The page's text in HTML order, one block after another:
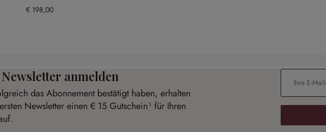
€ 198,00
anmelden
das Abonnement bestätigt haben, erhalten
Newsletter einen € 15 Gutschein¹ für Ihren
E-Mail-Adresse